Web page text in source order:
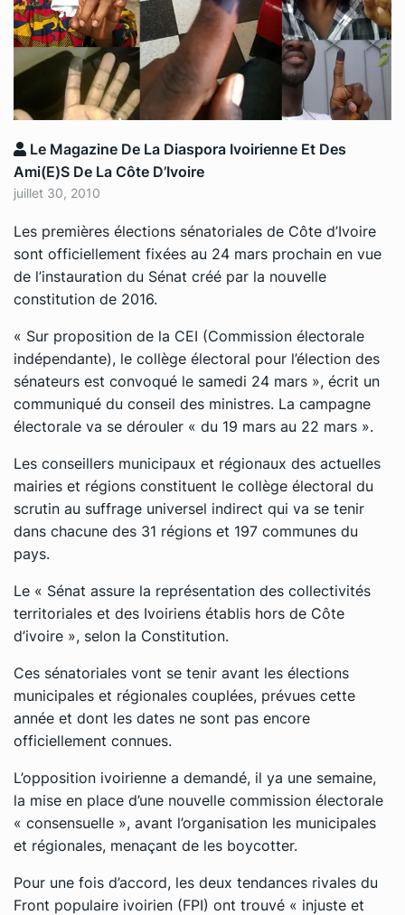
Le Magazine De La Diaspora Ivoirienne Et Des
Ami(e)s De La Côte D’Ivoire
juillet 30, 2010
Les premières élections sénatoriales de Côte d’Ivoire
sont officiellement fixées au 24 mars prochain en vue
de l’instauration du Sénat créé par la nouvelle
constitution de 2016.
« Sur proposition de la CEI (Commission électorale
indépendante), le collège électoral pour l’élection des
sénateurs est convoqué le samedi 24 mars », écrit un
communiqué du conseil des ministres. La campagne
électorale va se dérouler « du 19 mars au 22 mars ».
Les conseillers municipaux et régionaux des actuelles
mairies et régions constituent le collège électoral du
scrutin au suffrage universel indirect qui va se tenir
dans chacune des 31 régions et 197 communes du
pays.
Le « Sénat assure la représentation des collectivités
territoriales et des Ivoiriens établis hors de Côte
d’ivoire », selon la Constitution.
Ces sénatoriales vont se tenir avant les élections
municipales et régionales couplées, prévues cette
année et dont les dates ne sont pas encore
officiellement connues.
L’opposition ivoirienne a demandé, il ya une semaine,
la mise en place d’une nouvelle commission électorale
« consensuelle », avant l’organisation les municipales
et régionales, menaçant de les boycotter.
Pour une fois d’accord, les deux tendances rivales du
Front populaire ivoirien (FPI) ont trouvé « injuste et